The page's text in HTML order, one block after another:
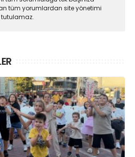
tüm yorumlardan site yönetimi
tutulamaz.